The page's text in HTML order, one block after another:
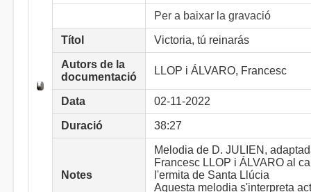
Per a baixar la gravació
Títol Victoria, tú reinarás
Autors de la
documentació
LLOP i ÁLVARO, Francesc
Data 02-11-2022
Duració 38:27
Notes
Melodia de D. JULIEN,
Francesc LLOP i ÁLVARO al
l'ermita de Santa Llúcia
Aquesta melodia s'interpreta